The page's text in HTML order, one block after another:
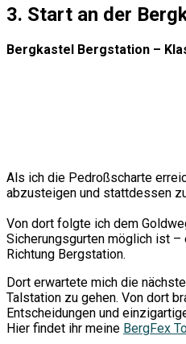
3. Start an der
Bergkastel Bergstation –
Als ich die Pedroßscharte
abzusteigen und stattdessen
Von dort folgte ich dem
Sicherungsgurten möglich ist –
Richtung Bergstation.
Dort erwartete mich die
Talstation zu gehen. Von dort
Entscheidungen und
Hier findet ihr meine BergFex